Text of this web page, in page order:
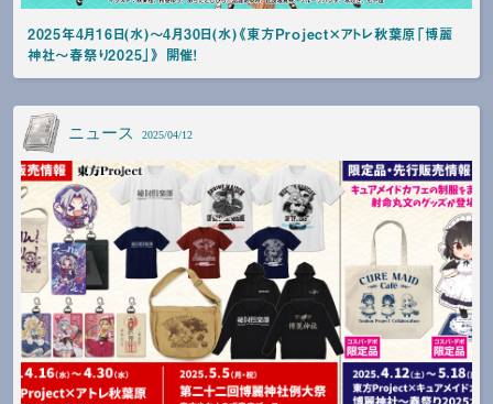
2025年4月16日(水)～4月30日(水)《東方Project×アトレ秋葉原「博麗
神社～春祭り2025」》 開催！
ニュース 2025/04/12